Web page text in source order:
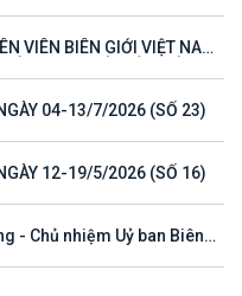
VIÊN BIÊN GIỚI VIỆT NAM
04-13/7/2026 (SỐ 23)
12-19/5/2026 (SỐ 16)
- Chủ nhiệm Uỷ ban Biên